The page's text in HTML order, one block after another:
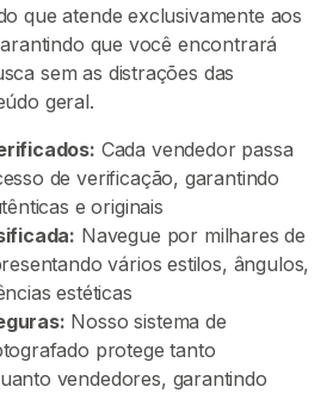
que atende exclusivamente aos
que você encontrará
sem as distrações das
geral.
Cada vendedor passa
de verificação, garantindo
e originais
Navegue por milhares de
vários estilos, ângulos,
estéticas
Nosso sistema de
protege tanto
vendedores, garantindo